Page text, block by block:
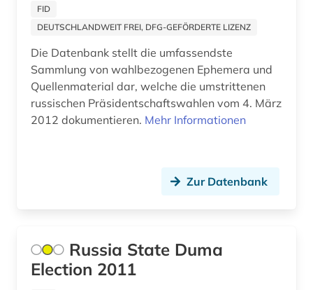
internationale organisation (1)
internationale politik (2)
internationaler vergleich (1)
islam (2)
japan (1)
FID
DEUTSCHLANDWEIT FREI, DFG-GEFÖRDERTE LIZENZ
Die Datenbank stellt die umfassendste
Sammlung von wahlbezogenen Ephemera und
Quellenmaterial dar, welche die umstrittenen
russischen Präsidentschaftswahlen vom 4. März
2012 dokumentieren. Mehr Informationen
Zur Datenbank
Russia State Duma
Election 2011